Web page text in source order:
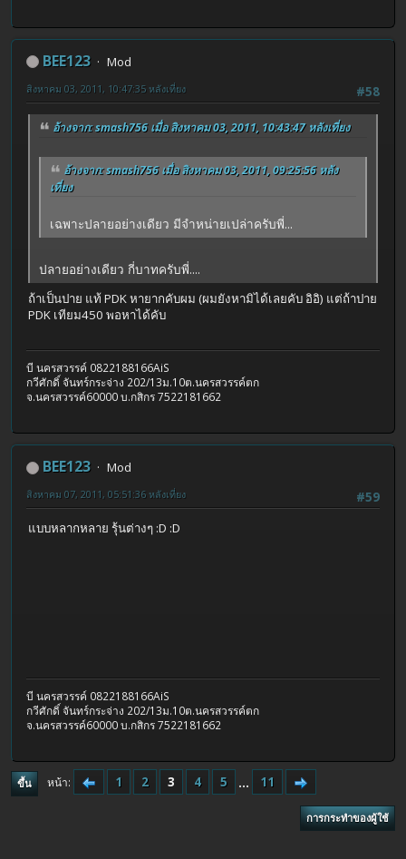
BEE123
Mod
#58
สิงหาคม 03, 2011, 10:47:35 หลังเที่ยง
อ้างจาก: smash756 เมื่อ สิงหาคม 03, 2011, 10:43:47 หลังเที่ยง
อ้างจาก: smash756 เมื่อ สิงหาคม 03, 2011, 09:25:56 หลัง
เที่ยง
เฉพาะปลายอย่างเดียว มีจำหน่ายเปล่าครับพี่...
ปลายอย่างเดียว กี่บาทครับพี่....
ถ้าเป็นปาย แท้ PDK หายากคับผม (ผมยังหามิได้เลยคับ อิอิ) แต่ถ้าปาย
PDK เทียม450 พอหาได้คับ
บี นครสวรรค์ 0822188166AiS
กวีศักดิ์ จันทร์กระจ่าง 202/13ม.10ต.นครสวรรค์ตก
จ.นครสวรรค์60000 บ.กสิกร 7522181662
BEE123
Mod
#59
สิงหาคม 07, 2011, 05:51:36 หลังเที่ยง
แบบหลากหลาย รุ้นต่างๆ :D :D
บี นครสวรรค์ 0822188166AiS
กวีศักดิ์ จันทร์กระจ่าง 202/13ม.10ต.นครสวรรค์ตก
จ.นครสวรรค์60000 บ.กสิกร 7522181662
ขึ้น หน้า 1 2 3 4 5 ... 11
การกระทำของผู้ใช้